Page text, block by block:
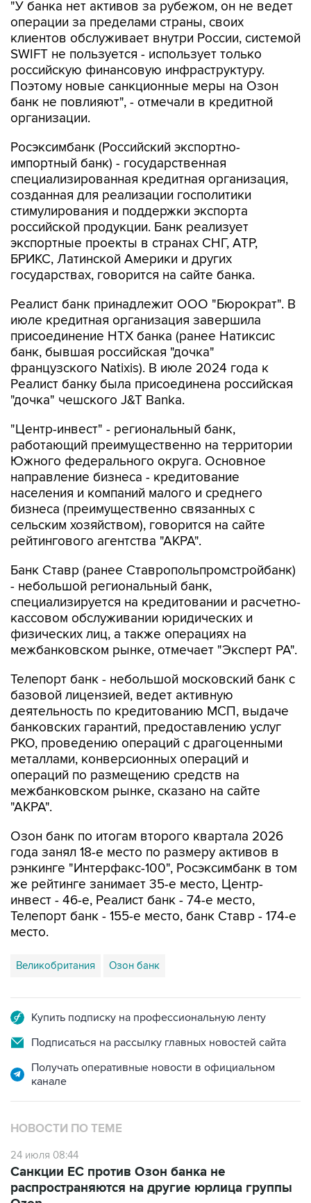
"У банка нет активов за рубежом, он не ведет
операции за пределами страны, своих
клиентов обслуживает внутри России, системой
SWIFT не пользуется - использует только
российскую финансовую инфраструктуру.
Поэтому новые санкционные меры на Озон
банк не повлияют", - отмечали в кредитной
организации.
Росэксимбанк (Российский экспортно-
импортный банк) - государственная
специализированная кредитная организация,
созданная для реализации госполитики
стимулирования и поддержки экспорта
российской продукции. Банк реализует
экспортные проекты в странах СНГ, АТР,
БРИКС, Латинской Америки и других
государствах, говорится на сайте банка.
Реалист банк принадлежит ООО "Бюрократ". В
июле кредитная организация завершила
присоединение НТХ банка (ранее Натиксис
банк, бывшая российская "дочка"
французского Natixis). В июле 2024 года к
Реалист банку была присоединена российская
"дочка" чешского J&T Banka.
"Центр-инвест" - региональный банк,
работающий преимущественно на территории
Южного федерального округа. Основное
направление бизнеса - кредитование
населения и компаний малого и среднего
бизнеса (преимущественно связанных с
сельским хозяйством), говорится на сайте
рейтингового агентства "АКРА".
Банк Ставр (ранее Ставропольпромстройбанк)
- небольшой региональный банк,
специализируется на кредитовании и расчетно-
кассовом обслуживании юридических и
физических лиц, а также операциях на
межбанковском рынке, отмечает "Эксперт РА".
Телепорт банк - небольшой московский банк с
базовой лицензией, ведет активную
деятельность по кредитованию МСП, выдаче
банковских гарантий, предоставлению услуг
РКО, проведению операций с драгоценными
металлами, конверсионных операций и
операций по размещению средств на
межбанковском рынке, сказано на сайте
"АКРА".
Озон банк по итогам второго квартала 2026
года занял 18-е место по размеру активов в
рэнкинге "Интерфакс-100", Росэксимбанк в том
же рейтинге занимает 35-е место, Центр-
инвест - 46-е, Реалист банк - 74-е место,
Телепорт банк - 155-е место, банк Ставр - 174-е
место.
Великобритания Озон банк
Купить подписку на профессиональную ленту
Подписаться на рассылку главных новостей сайта
Получать оперативные новости в официальном
канале
НОВОСТИ ПО ТЕМЕ
24 июля 08:44
Санкции ЕС против Озон банка не
распространяются на другие юрлица группы